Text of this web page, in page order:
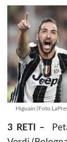
Higuain (Foto
3 RETI –